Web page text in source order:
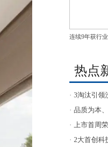
连续9年获行
热点
· 3淘汰引
· 品质为本
最佳体验
· 上市首周
圈
· 2大首创